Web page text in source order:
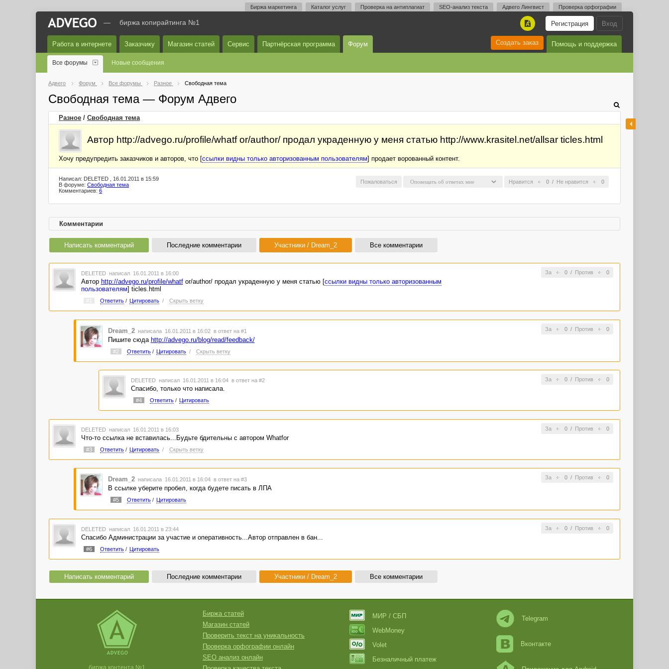
Биржа маркетинга Каталог услуг Проверка на антиплагиат SEO-анализ текста Адвего Лингвист Проверка орфографии
Вход
Регистрация
A
— биржа копирайтинга №1
Работа в интернете Заказчику Магазин статей Сервис Партнёрская программа Форум Помощь и поддержка
Создать заказ
Все форумы Новые сообщения
Адвего Форум Все форумы Разное Свободная тема
Свободная тема — Форум Адвего
Разное / Свободная тема
Автор http://advego.ru/profile/whatf or/author/ продал украденную у меня статью http://www.krasitel.net/allsar ticles.html
Хочу предупредить заказчиков и авторов, что [ссылки видны только авторизованным пользователям] продает ворованный контент.
Нравится 0 / Не нравится 0
Пожаловаться
Написал: DELETED , 16.01.2011 в 15:59
В форуме: Свободная тема
Комментариев: 6
Комментарии
Написать комментарий Последние комментарии Участники / Dream_2 Все комментарии
За 0/ Против 0
DELETED написал 16.01.2011 в 16:00
Автор http://advego.ru/profile/whatfor/author/ продал украденную у меня статью [ссылки видны только авторизованным
пользователям] ticles.html
Ответить/ Цитировать / Скрыть ветку
За 0/ Против 0
Dream_2 написала 16.01.2011 в 16:02 в ответ на #1
Пишите сюда http://advego.ru/blog/read/feedback/
#2 Ответить/ Цитировать / Скрыть ветку
За 0/ Против 0
DELETED написал 16.01.2011 в 16:04 в ответ на #2
Спасибо, только что написала.
#4 Ответить/ Цитировать
За 0/ Против 0
DELETED написал 16.01.2011 в 16:03
Что-то ссылка не вставилась...Будьте бдительны с автором Whatfor
#3 Ответить/ Цитировать / Скрыть ветку
За 0/ Против 0
Dream_2 написала 16.01.2011 в 16:04 в ответ на #3
В ссылке уберите пробел, когда будете писать в ЛПА
#5 Ответить/ Цитировать
За 0/ Против 0
DELETED написал 16.01.2011 в 23:44
Спасибо Администрации за участие и оперативность...Автор отправлен в бан...
#6 Ответить/ Цитировать
Написать комментарий Последние комментарии Участники / Dream_2 Все комментарии
биржа контента №1
Биржа статей
Магазин статей
Проверить текст на уникальность
Проверка орфографии онлайн
SEO анализ онлайн
МИР / СБП
WebMoney
Volet
Безналичный платеж
Telegram
Вконтакте